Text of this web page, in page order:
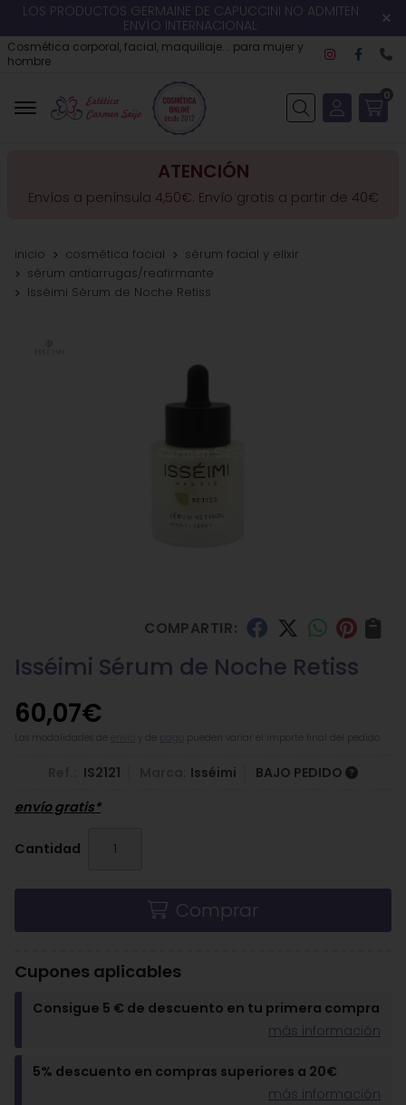
LOS PRODUCTOS GERMAINE DE CAPUCCINI NO ADMITEN
ENVÍO INTERNACIONAL
Cosmética corporal, facial, maquillaje... para mujer y
hombre
Buscar
0
ATENCIÓN
Envíos a península 4,50€. Envío gratis a partir de 40€
inicio cosmética facial
sérum facial y elixir
sérum antiarrugas/reafirmante
Isséimi Sérum de Noche Retiss
COMPARTIR:
Isséimi Sérum de Noche Retiss
60,07€
pueden variar el importe final del pedido.
IS2121 Isséimi
BAJO PEDIDO
envío gratis*
Cantidad
Comprar
Cupones aplicables
Consigue 5 € de descuento en tu primera compra
más información
5% descuento en compras superiores a 20€
más información